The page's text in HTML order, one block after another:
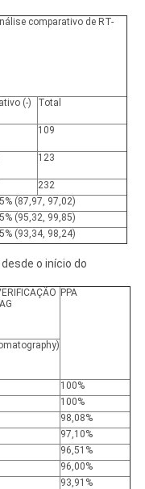
comparativo de RT-
(-) Total
109
123
232
(87,97, 97,02)
(95,32, 99,85)
(93,34, 98,24)
o início do
PPA
100%
100%
98,08%
97,10%
96,51%
96,00%
93,91%